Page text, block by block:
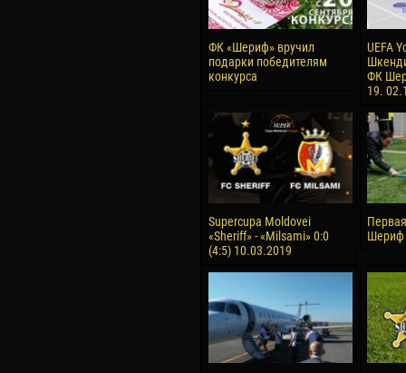
ФК «Шериф» вручил
подарки победителям
конкурса
UEFA
ФК
19.
Supercupa Moldovei
«Sheriff» - «Milsami» 0:0
(4:5) 10.03.2019
Шериф